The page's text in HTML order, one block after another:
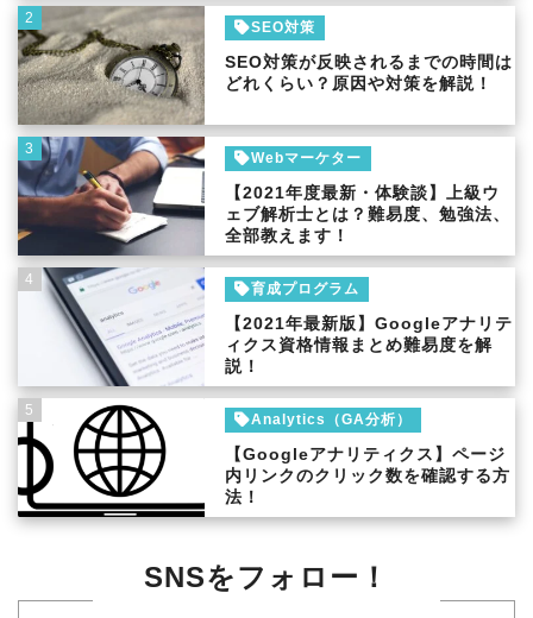
2
SEO対策
SEO対策が反映されるまでの時間は
どれくらい？原因や対策を解説！
3
Webマーケター
【2021年度最新・体験談】上級ウ
ェブ解析士とは？難易度、勉強法、
全部教えます！
4
育成プログラム
【2021年最新版】Googleアナリテ
ィクス資格情報まとめ難易度を解
説！
5
Analytics（GA分析）
【Googleアナリティクス】ページ
内リンクのクリック数を確認する方
法！
SNSをフォロー！